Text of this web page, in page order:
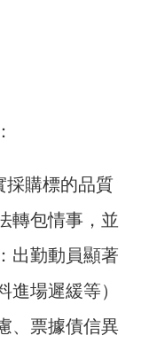
採購標的品質
轉包情事，並
出勤動員顯著
場遲緩等）
、票據債信異